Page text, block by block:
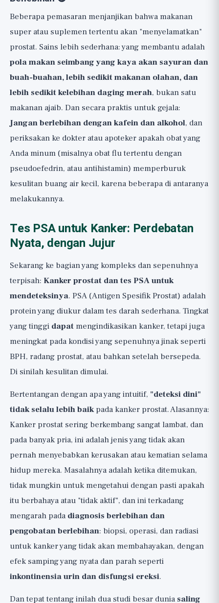
Beberapa pemasaran menjanjikan bahwa makanan
super atau suplemen tertentu akan "menyelamatkan"
prostat. Sains lebih sederhana: yang membantu adalah
pola makan seimbang yang kaya akan sayuran dan
buah-buahan, lebih sedikit makanan olahan, dan
lebih sedikit kelebihan daging merah, bukan satu
makanan ajaib. Dan secara praktis untuk gejala:
Jangan berlebihan dengan kafein dan alkohol, dan
periksakan ke dokter atau apoteker apakah obat yang
Anda minum (misalnya obat flu tertentu dengan
pseudoefedrin, atau antihistamin) memperburuk
kesulitan buang air kecil, karena beberapa di antaranya
melakukannya.
Tes PSA untuk Kanker: Perdebatan
Nyata, dengan Jujur
Sekarang ke bagian yang kompleks dan sepenuhnya
terpisah: Kanker prostat dan tes PSA untuk
mendeteksinya. PSA (Antigen Spesifik Prostat) adalah
protein yang diukur dalam tes darah sederhana. Tingkat
yang tinggi dapat mengindikasikan kanker, tetapi juga
meningkat pada kondisi yang sepenuhnya jinak seperti
BPH, radang prostat, atau bahkan setelah bersepeda.
Di sinilah kesulitan dimulai.
Bertentangan dengan apa yang intuitif, "deteksi dini"
tidak selalu lebih baikpada kanker prostat. Alasannya:
Kanker prostat sering berkembang sangat lambat, dan
pada banyak pria, ini adalah jenis yang tidak akan
pernah menyebabkan kerusakan atau kematian selama
hidup mereka. Masalahnya adalah ketika ditemukan,
tidak mungkin untuk mengetahui dengan pasti apakah
itu berbahaya atau "tidak aktif", dan ini terkadang
mengarah pada diagnosis berlebihan dan
pengobatan berlebihan: biopsi, operasi, dan radiasi
untuk kanker yang tidak akan membahayakan, dengan
efek samping yang nyata dan parah seperti
inkontinensia urin dan disfungsi ereksi.
Dan tepat tentang inilah dua studi besar dunia saling